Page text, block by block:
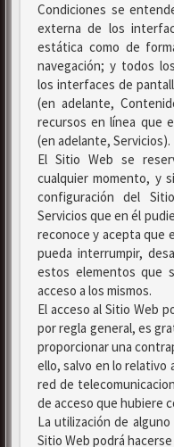
Condiciones se
externa de los
estática como de
navegación; y todos
los interfaces de
(en adelante,
recursos en línea que
(en adelante, Servicios).
El Sitio Web se
cualquier momento, y
configuración del
Servicios que en él
reconoce y acepta que
pueda interrumpir,
estos elementos que
acceso a los mismos.
El acceso al Sitio Web
por regla general, es
proporcionar una
ello, salvo en lo relativo
red de
de acceso que hubiere
La utilización de
Sitio Web podrá